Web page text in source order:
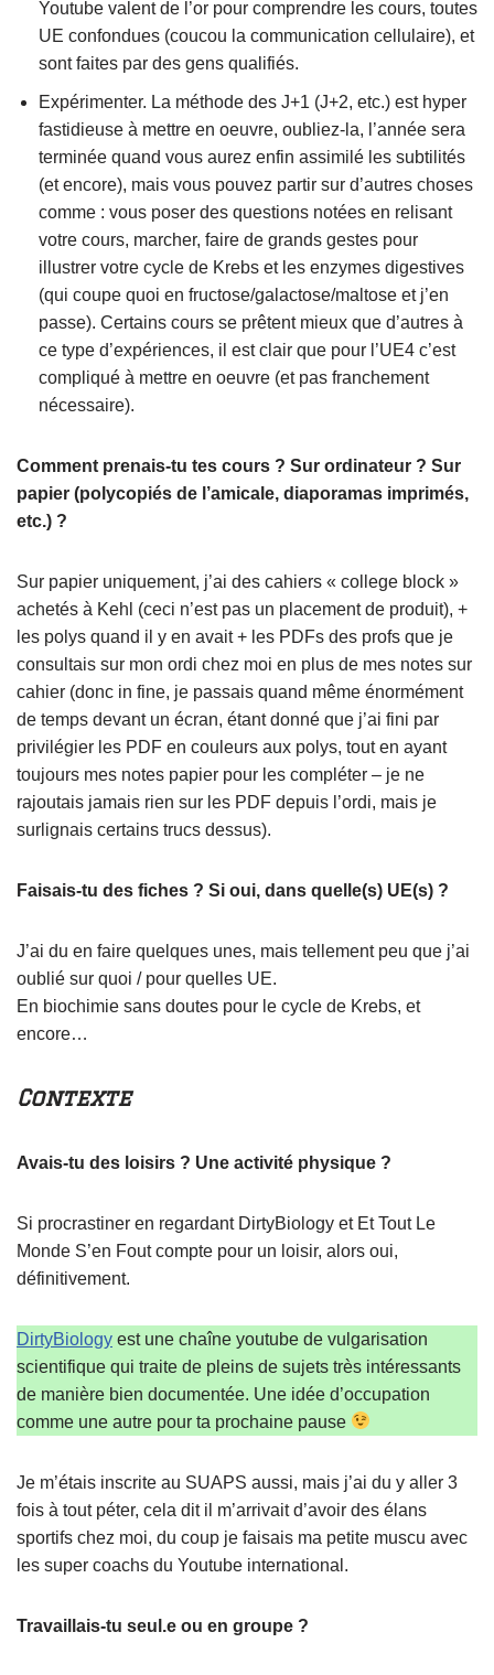
Youtube valent de l’or pour comprendre les cours, toutes
UE confondues (coucou la communication cellulaire), et
sont faites par des gens qualifiés.
Expérimenter. La méthode des J+1 (J+2, etc.) est hyper
fastidieuse à mettre en oeuvre, oubliez-la, l’année sera
terminée quand vous aurez enfin assimilé les subtilités
(et encore), mais vous pouvez partir sur d’autres choses
comme : vous poser des questions notées en relisant
votre cours, marcher, faire de grands gestes pour
illustrer votre cycle de Krebs et les enzymes digestives
(qui coupe quoi en fructose/galactose/maltose et j’en
passe). Certains cours se prêtent mieux que d’autres à
ce type d’expériences, il est clair que pour l’UE4 c’est
compliqué à mettre en oeuvre (et pas franchement
nécessaire).
Comment prenais-tu tes cours ? Sur ordinateur ? Sur
papier (polycopiés de l’amicale, diaporamas imprimés,
etc.) ?
Sur papier uniquement, j’ai des cahiers « college block »
achetés à Kehl (ceci n’est pas un placement de produit), +
les polys quand il y en avait + les PDFs des profs que je
consultais sur mon ordi chez moi en plus de mes notes sur
cahier (donc in fine, je passais quand même énormément
de temps devant un écran, étant donné que j’ai fini par
privilégier les PDF en couleurs aux polys, tout en ayant
toujours mes notes papier pour les compléter – je ne
rajoutais jamais rien sur les PDF depuis l’ordi, mais je
surlignais certains trucs dessus).
Faisais-tu des fiches ? Si oui, dans quelle(s) UE(s) ?
J’ai du en faire quelques unes, mais tellement peu que j’ai
oublié sur quoi / pour quelles UE.
En biochimie sans doutes pour le cycle de Krebs, et
encore…
Contexte
Avais-tu des loisirs ? Une activité physique ?
Si procrastiner en regardant DirtyBiology et Et Tout Le
Monde S’en Fout compte pour un loisir, alors oui,
définitivement.
DirtyBiology est une chaîne youtube de vulgarisation
scientifique qui traite de pleins de sujets très intéressants
de manière bien documentée. Une idée d’occupation
comme une autre pour ta prochaine pause
Je m’étais inscrite au SUAPS aussi, mais j’ai du y aller 3
fois à tout péter, cela dit il m’arrivait d’avoir des élans
sportifs chez moi, du coup je faisais ma petite muscu avec
les super coachs du Youtube international.
Travaillais-tu seul.e ou en groupe ?